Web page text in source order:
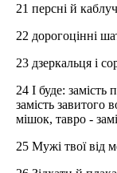
21 персні й
22 дорогоцінні
23 дзеркальця і
24 І буде: замість
замість завитого
мішок, тавро -
25 Мужі твої від